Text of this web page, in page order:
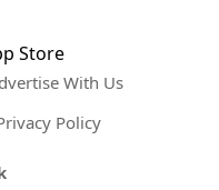
With Us
Policy